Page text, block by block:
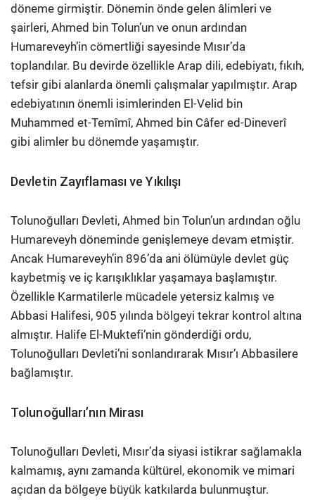
döneme girmiştir. Dönemin önde gelen âlimleri ve
şairleri, Ahmed bin Tolun’un ve onun ardından
Humareveyh’in cömertliği sayesinde Mısır’da
toplandılar. Bu devirde özellikle Arap dili, edebiyatı, fıkıh,
tefsir gibi alanlarda önemli çalışmalar yapılmıştır. Arap
edebiyatının önemli isimlerinden El-Velid bin
Muhammed et-Temîmî, Ahmed bin Câfer ed-Dineverî
gibi alimler bu dönemde yaşamıştır.
Devletin Zayıflaması ve Yıkılışı
Tolunoğulları Devleti, Ahmed bin Tolun’un ardından oğlu
Humareveyh döneminde genişlemeye devam etmiştir.
Ancak Humareveyh’in 896’da ani ölümüyle devlet güç
kaybetmiş ve iç karışıklıklar yaşamaya başlamıştır.
Özellikle Karmatilerle mücadele yetersiz kalmış ve
Abbasi Halifesi, 905 yılında bölgeyi tekrar kontrol altına
almıştır. Halife El-Muktefi’nin gönderdiği ordu,
Tolunoğulları Devleti’ni sonlandırarak Mısır’ı Abbasilere
bağlamıştır.
Tolunoğulları’nın Mirası
Tolunoğulları Devleti, Mısır’da siyasi istikrar sağlamakla
kalmamış, aynı zamanda kültürel, ekonomik ve mimari
açıdan da bölgeye büyük katkılarda bulunmuştur.